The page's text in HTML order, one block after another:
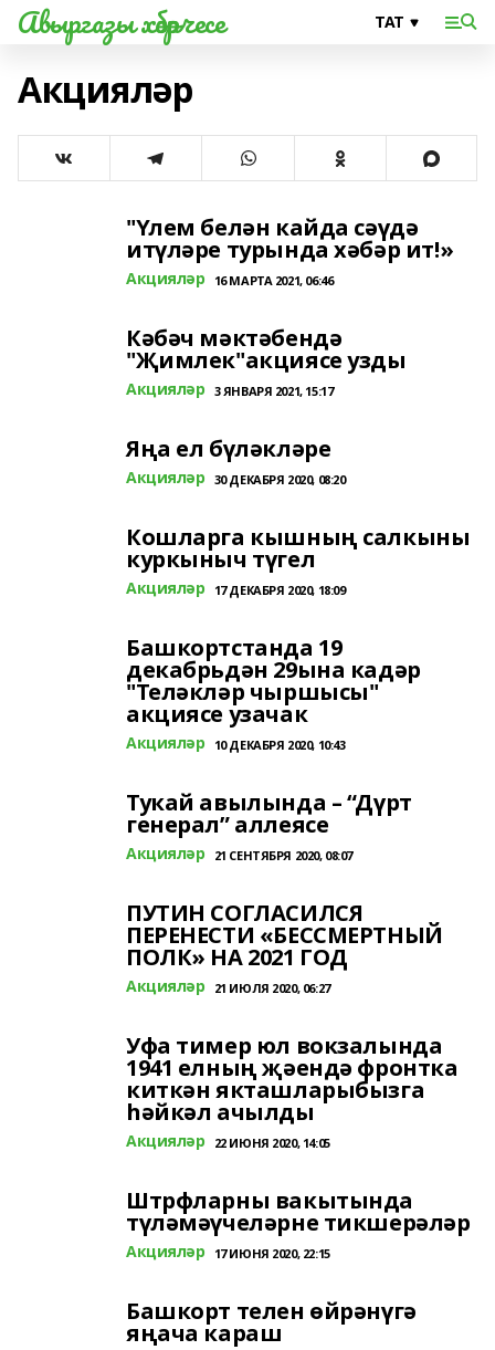
Авыргазы хәбәрчесе
Акцияләр
"Үлем белән кайда сәүдә
итүләре турында хәбәр ит!»
Акцияләр 16 МАРТА 2021, 06:46
Кәбәч мәктәбендә
"Җимлек"акциясе узды
Акцияләр 3 ЯНВАРЯ 2021, 15:17
Яңа ел бүләкләре
Акцияләр 30 ДЕКАБРЯ 2020, 08:20
Кошларга кышның салкыны
куркыныч түгел
Акцияләр 17 ДЕКАБРЯ 2020, 18:09
Башкортстанда 19
декабрьдән 29ына кадәр
"Теләкләр чыршысы"
акциясе узачак
Акцияләр 10 ДЕКАБРЯ 2020, 10:43
Тукай авылында – “Дүрт
генерал” аллеясе
Акцияләр 21 СЕНТЯБРЯ 2020, 08:07
ПУТИН СОГЛАСИЛСЯ
ПЕРЕНЕСТИ «БЕССМЕРТНЫЙ
ПОЛК» НА 2021 ГОД
Акцияләр 21 ИЮЛЯ 2020, 06:27
Уфа тимер юл вокзалында
1941 елның җәендә фронтка
киткән якташларыбызга
һәйкәл ачылды
Акцияләр 22 ИЮНЯ 2020, 14:05
Штрфларны вакытында
түләмәүчеләрне тикшерәләр
Акцияләр 17 ИЮНЯ 2020, 22:15
Башкорт телен өйрәнүгә
яңача караш